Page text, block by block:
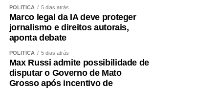
4-31-01-2025-TARDE-CONVOCACAO-
PEDAGOGO-REGIONAL-SUL-
VESPERTINO.pdf
Secom- Cuiabá
COMENTE ABAIXO:
POLÍTICA 5 dias atrás
Marco legal da IA deve proteger
jornalismo e direitos autorais,
aponta debate
POLÍTICA 5 dias atrás
Max Russi admite possibilidade de
disputar o Governo de Mato
Grosso após incentivo de